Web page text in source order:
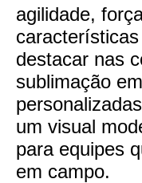
agilidade,
destacar nas
sublimação
um visual
para equipes
em campo.